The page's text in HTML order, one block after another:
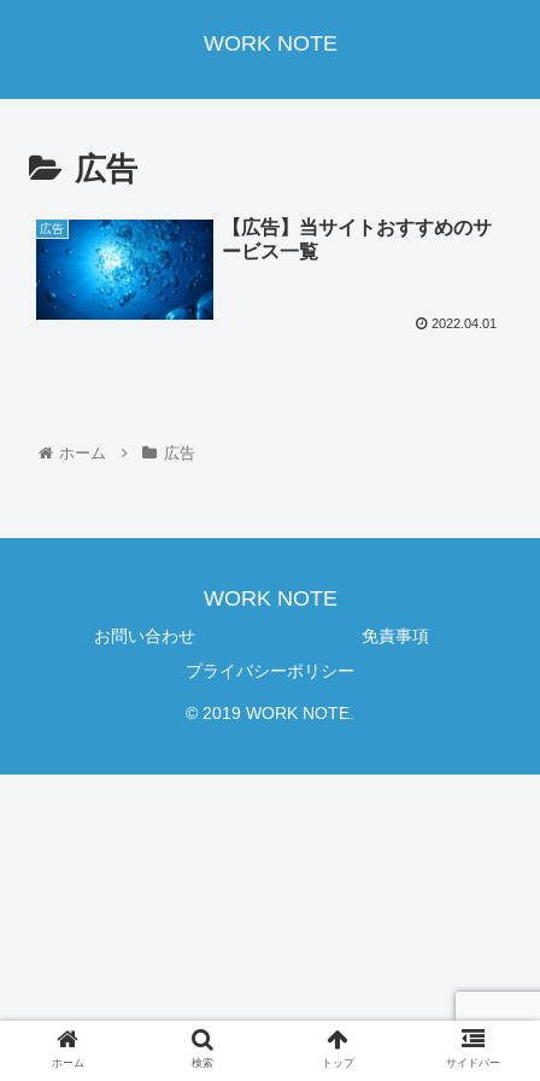
WORK NOTE
広告
広告
【広告】当サイトおすすめのサ
ービス一覧
2022.04.01
ホーム 広告
WORK NOTE
お問い合わせ
免責事項
プライバシーポリシー
© 2019 WORK NOTE.
ホーム 検索 トップ サイドバー